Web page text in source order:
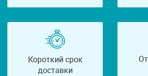
Короткий срок
доставки